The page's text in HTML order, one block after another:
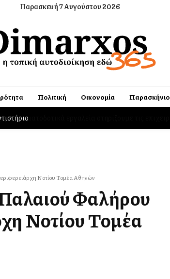
Παρασκευή 7 Αυγούστου 2026
Πολιτική Οικονομία Παρασκήνιο
Νοτίου Τομέα Αθηνών
Φαλήρου
Νοτίου Τομέα